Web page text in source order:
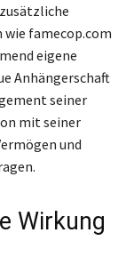
wie famecop.com
eigene
Anhängerschaft
seiner
mit seiner
und
Wirkung